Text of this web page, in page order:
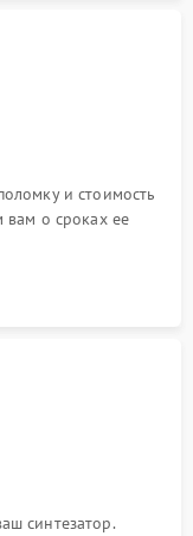
и стоимость
вам о сроках ее
синтезатор.